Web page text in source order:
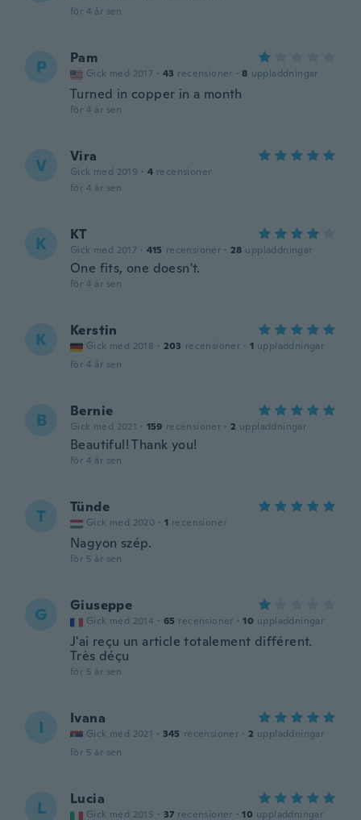
för 4 år sen
P Pam
Gick med 2017 · 43 recensioner · 8 uppladdningar
Turned in copper in a month
för 4 år sen
V Vira
Gick med 2019 · 4 recensioner
för 4 år sen
K KT
Gick med 2017 · 415 recensioner · 28 uppladdningar
One fits, one doesn't.
för 4 år sen
K Kerstin
Gick med 2018 · 203 recensioner · 1 uppladdningar
för 4 år sen
B Bernie
Gick med 2021 · 159 recensioner · 2 uppladdningar
Beautiful! Thank you!
för 4 år sen
T Tünde
Gick med 2020 · 1 recensioner
Nagyon szép.
för 5 år sen
G Giuseppe
Gick med 2014 · 65 recensioner · 10 uppladdningar
J'ai reçu un article totalement différent.
Très déçu
för 5 år sen
I Ivana
Gick med 2021 · 345 recensioner · 2 uppladdningar
för 5 år sen
L Lucia
Gick med 2015 · 37 recensioner · 10 uppladdningar